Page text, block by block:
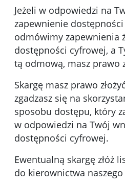
Jeżeli w odpowiedzi na
zapewnienie
odmówimy zapewnienia
dostępności cyfrowej, a
tą odmową, masz prawo
Skargę masz prawo
zgadzasz się na
sposobu dostępu, który
w odpowiedzi na Twój
dostępności cyfrowej.
Ewentualną skargę złóż
do kierownictwa